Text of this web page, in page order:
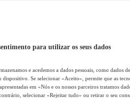
para utilizar os seus dados
e acedemos a dados pessoais, como dados
dispositivo. Se selecionar «Aceito», permite que as
em «Nós e os nossos parceiros tratamos
selecionar «Rejeitar tudo» ou retirar o seu